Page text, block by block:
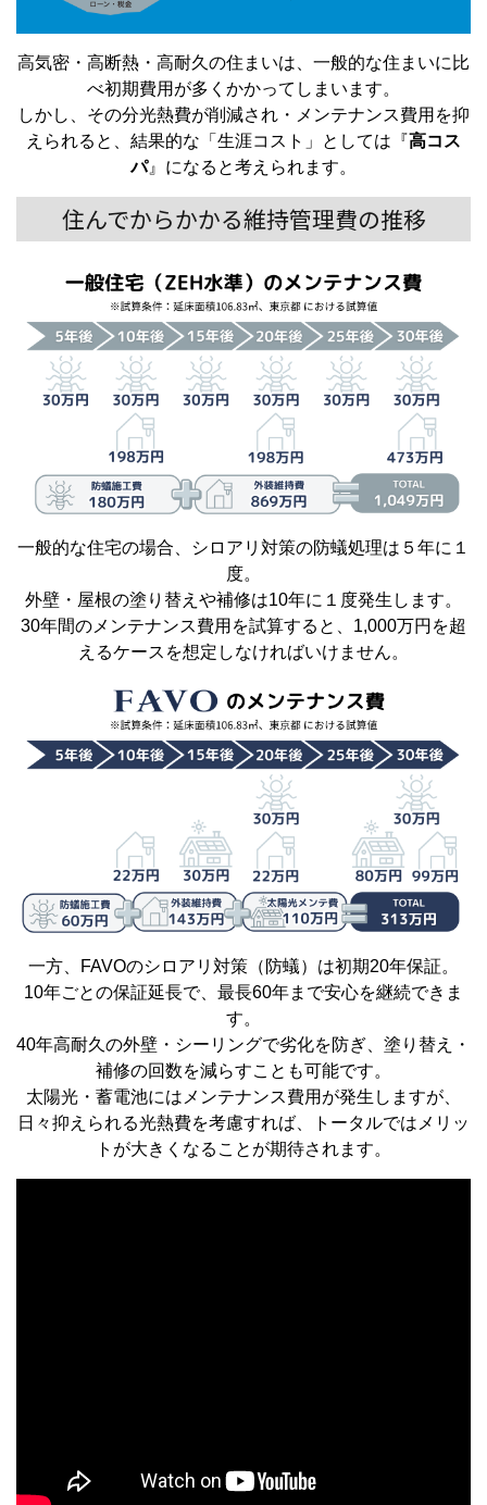
高気密・高断熱・高耐久の住まいは、一般的な住まいに比
べ初期費用が多くかかってしまいます。
しかし、その分光熱費が削減され・メンテナンス費用を抑
えられると、結果的な「生涯コスト」としては『高コス
パ』になると考えられます。
住んでからかかる維持管理費の推移
一般的な住宅の場合、シロアリ対策の防蟻処理は５年に１
度。
外壁・屋根の塗り替えや補修は10年に１度発生します。
30年間のメンテナンス費用を試算すると、1,000万円を超
えるケースを想定しなければいけません。
一方、FAVOのシロアリ対策（防蟻）は初期20年保証。
10年ごとの保証延長で、最長60年まで安心を継続できま
す。
40年高耐久の外壁・シーリングで劣化を防ぎ、塗り替え・
補修の回数を減らすことも可能です。
太陽光・蓄電池にはメンテナンス費用が発生しますが、
日々抑えられる光熱費を考慮すれば、トータルではメリッ
トが大きくなることが期待されます。